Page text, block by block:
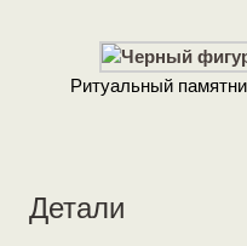
Ритуальный
Детали